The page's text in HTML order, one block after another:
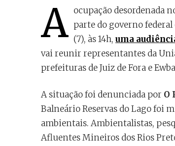
A ocupação desordenada
parte do governo
(7), às 14h, uma
vai reunir representantes da
prefeituras de Juiz de Fora e
A situação foi denunciada por O
Balneário Reservas do Lago foi
ambientais. Ambientalistas,
Afluentes Mineiros dos Rios